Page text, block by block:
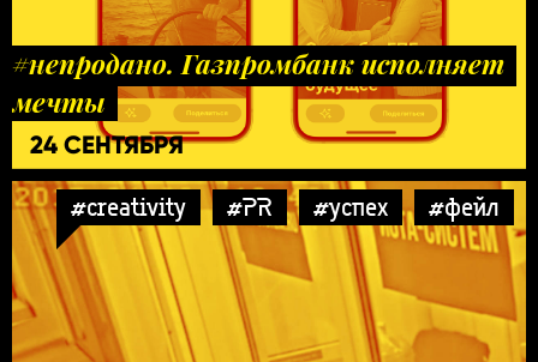
#непродано. Газпромбанк исполняет
мечты
24 СЕНТЯБРЯ
#creativity #PR #успех #фейл